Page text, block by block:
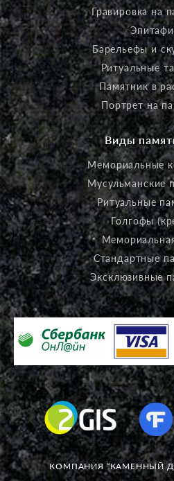
Гравировка на
Барельефы и
Ритуальные
Памятник в
Портрет на
Виды
Мемориальные
Мусульманские
Ритуальные
Голгофы
Стандартные
Эксклюзивные
КОМПАНИЯ “КАМЕННЫЙ